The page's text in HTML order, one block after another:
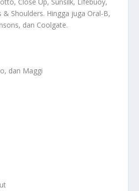
Close Up, Sunsilk, Lifebuoy,
& Shoulders. Hingga juga Oral-B,
dan Coolgate.
dan Maggi